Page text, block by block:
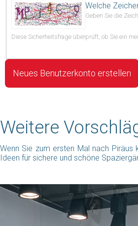
Welche
Geben Sie die
Diese Sicherheitsfrage überprüft, ob Sie ein
Weitere
Wenn Sie zum ersten Mal nach
Ideen für sichere und schöne